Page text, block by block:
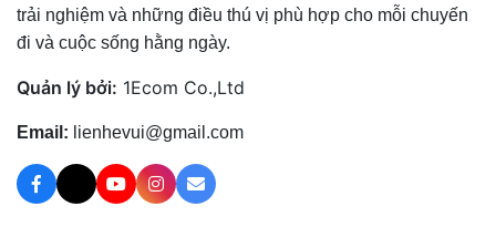
trải nghiệm và những điều thú vị phù hợp cho mỗi chuyến
đi và cuộc sống hằng ngày.
Quản lý bởi: 1Ecom Co.,Ltd
Email: lienhevui@gmail.com